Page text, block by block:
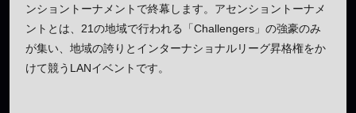
ンショントーナメントで終幕します。アセンショントーナメ
ントとは、21の地域で行われる「Challengers」の強豪のみ
が集い、地域の誇りとインターナショナルリーグ昇格権をか
けて競うLANイベントです。